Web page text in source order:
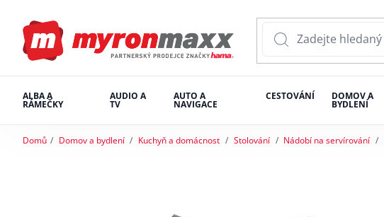
ALBA A
RÁMEČKY
AUDIO A
TV
AUTO A
NAVIGACE
CESTOVÁNÍ DOMOV A
BYDLENÍ
Domů Domov a bydlení Kuchyň a domácnost Stolování Nádobí na servírování